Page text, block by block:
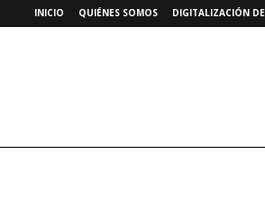
INICIO QUIÉNES SOMOS DIGITALIZACIÓN